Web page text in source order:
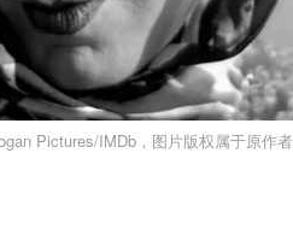
Pictures/IMDb，图片版权属于原作者